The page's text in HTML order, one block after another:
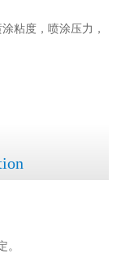
粘度，喷涂压力，
。